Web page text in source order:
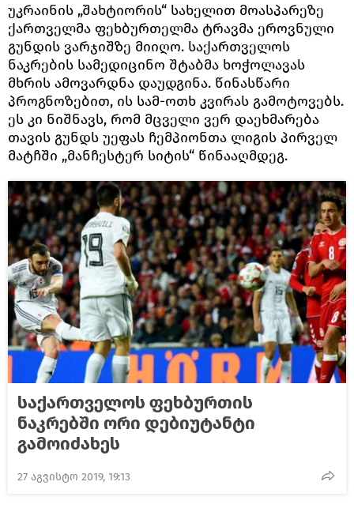
უკრაინის „შახტიორის“ სახელით მოასპარეზე
ქართველმა ფეხბურთელმა ტრავმა ეროვნული
გუნდის ვარჯიშზე მიიღო. საქართველოს
ნაკრების სამედიცინო შტაბმა ხოჭოლავას
მხრის ამოვარდნა დაუდგინა. წინასწარი
პროგნოზებით, ის სამ-ოთხ კვირას გამოტოვებს.
ეს კი ნიშნავს, რომ მცველი ვერ დაეხმარება
თავის გუნდს უეფას ჩემპიონთა ლიგის პირველ
მატჩში „მანჩესტერ სიტის“ წინააღმდეგ.
საქართველოს ფეხბურთის
ნაკრებში ორი დებიუტანტი
გამოიძახეს
27 აგვისტო 2019, 19:13